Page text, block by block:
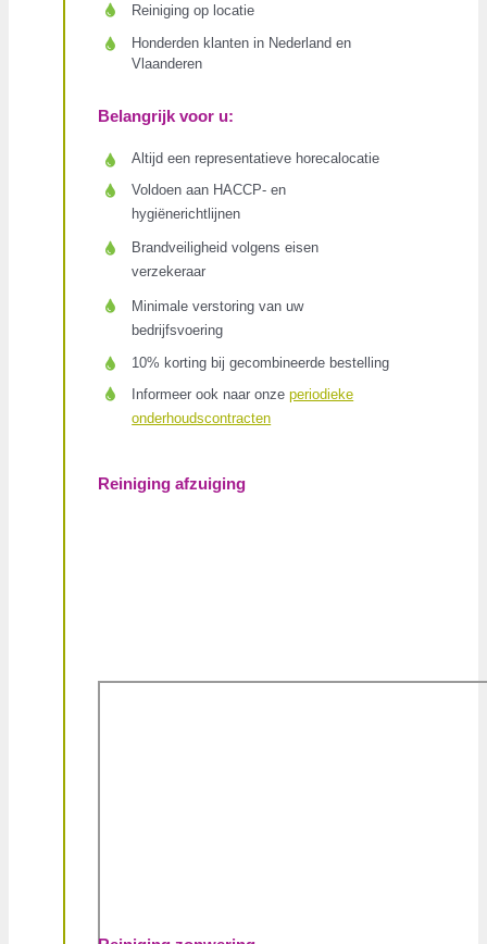
Reiniging op locatie
Honderden klanten in Nederland en
Vlaanderen
Belangrijk voor u:
Altijd een representatieve horecalocatie
Voldoen aan HACCP- en
hygiënerichtlijnen
Brandveiligheid volgens eisen
verzekeraar
Minimale verstoring van uw
bedrijfsvoering
10% korting bij gecombineerde bestelling
Informeer ook naar onzeperiodieke
onderhoudscontracten
Reiniging afzuiging